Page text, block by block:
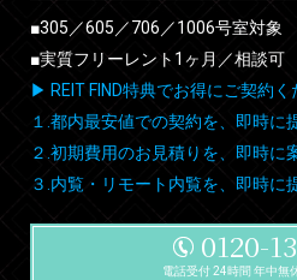
■305／605／706／1006号室対象
■実質フリーレント1ヶ月／相談可
▶ REIT FIND特典でお得にご契約く
１.都内最安値での契約を、即時に
２.初期費用のお見積りを、即時に
３.内覧・リモート内覧を、即時に
0120-
電話受付 24時間 年中無